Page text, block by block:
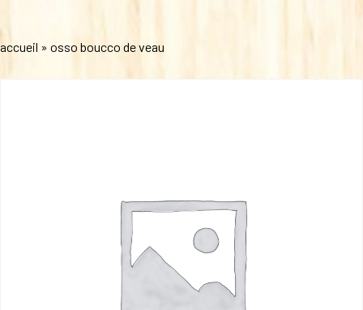
accueil » osso boucco de veau